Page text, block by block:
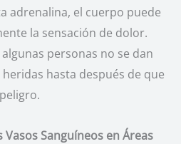
adrenalina, el cuerpo puede
la sensación de dolor.
personas no se dan
hasta después de que
Sanguíneos en Áreas